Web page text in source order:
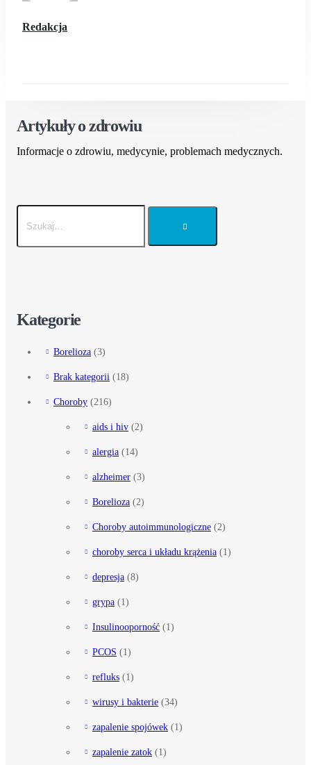
Redakcja
Artykuły o zdrowiu
Informacje o zdrowiu, medycynie, problemach medycznych.
Kategorie
Borelioza (3)
Brak kategorii (18)
Choroby (216)
aids i hiv (2)
alergia (14)
alzheimer (3)
Borelioza (2)
Choroby autoimmunologiczne (2)
choroby serca i układu krążenia (1)
depresja (8)
grypa (1)
Insulinooporność (1)
PCOS (1)
refluks (1)
wirusy i bakterie (34)
zapalenie spojówek (1)
zapalenie zatok (1)